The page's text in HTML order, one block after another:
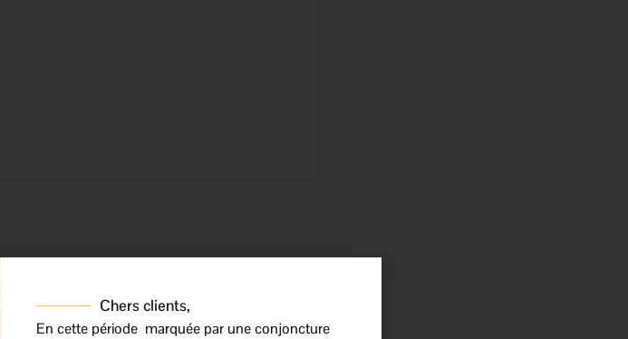
Chers clients,
En cette période marquée par une conjoncture